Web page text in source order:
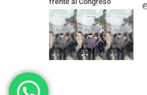
contra la Ley de
Propiedad Privada